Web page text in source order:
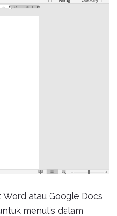
atau Google Docs
menulis dalam